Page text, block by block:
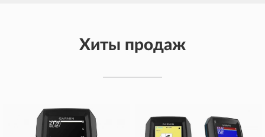
Хиты продаж